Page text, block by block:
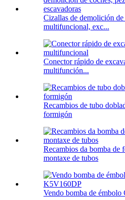
Cizallas de demolición
multifuncional, exc...
Conector rápido de
multifunción...
Recambios de tubo
formigón
Recambios da bomba
montaxe de tubos
Vendo bomba de